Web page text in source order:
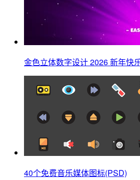
金色立体数字设计 2026 新年快
40个免费音乐媒体图标(PSD)